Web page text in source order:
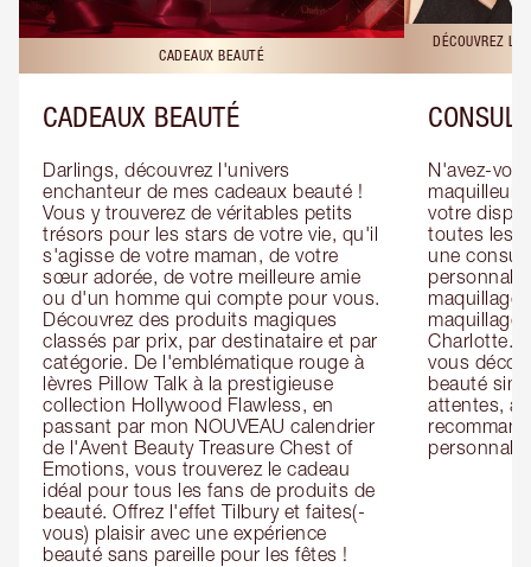
CADEAUX BEAUTÉ
CADEAUX BEAUTÉ
Darlings, découvrez l'univers
enchanteur de mes cadeaux beauté !
Vous y trouverez de véritables petits
trésors pour les stars de votre vie, qu'il
s'agisse de votre maman, de votre
sœur adorée, de votre meilleure amie
ou d'un homme qui compte pour vous.
Découvrez des produits magiques
classés par prix, par destinataire et par
catégorie. De l'emblématique rouge à
lèvres Pillow Talk à la prestigieuse
collection Hollywood Flawless, en
passant par mon NOUVEAU calendrier
de l'Avent Beauty Treasure Chest of
Emotions, vous trouverez le cadeau
idéal pour tous les fans de produits de
beauté. Offrez l'effet Tilbury et faites(-
vous) plaisir avec une expérience
beauté sans pareille pour les fêtes !
DÉCOUVREZ
N'avez-
maquilleur
votre
toutes les
une
maquillage
maquillage
Charlotte.
vous
beauté
attentes,